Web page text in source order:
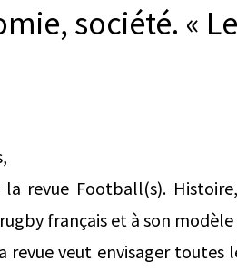
société. «
revue Football(s).
français et à son modèle
revue veut envisager